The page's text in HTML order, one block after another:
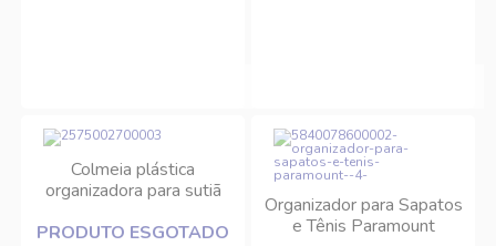
Colmeia plástica
organizadora para sutiã
PRODUTO ESGOTADO
Organizador para Sapatos
e Tênis Paramount